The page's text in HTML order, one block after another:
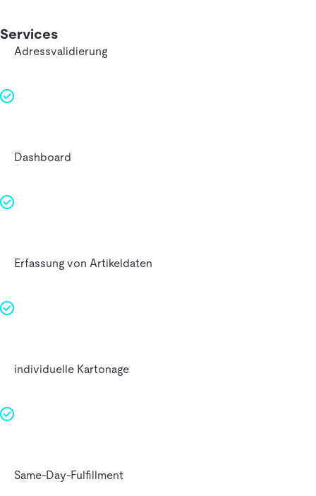
Services
Adressvalidierung
Dashboard
Erfassung von Artikeldaten
individuelle Kartonage
Same-Day-Fulfillment